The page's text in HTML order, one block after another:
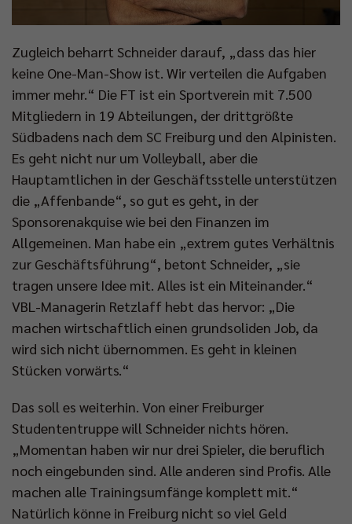
Zugleich beharrt Schneider darauf, „dass das hier
keine One-Man-Show ist. Wir verteilen die Aufgaben
immer mehr.“ Die FT ist ein Sportverein mit 7.500
Mitgliedern in 19 Abteilungen, der drittgrößte
Südbadens nach dem SC Freiburg und den Alpinisten.
Es geht nicht nur um Volleyball, aber die
Hauptamtlichen in der Geschäftsstelle unterstützen
die „Affenbande“, so gut es geht, in der
Sponsorenakquise wie bei den Finanzen im
Allgemeinen. Man habe ein „extrem gutes Verhältnis
zur Geschäftsführung“, betont Schneider, „sie
tragen unsere Idee mit. Alles ist ein Miteinander.“
VBL-Managerin Retzlaff hebt das hervor: „Die
machen wirtschaftlich einen grundsoliden Job, da
wird sich nicht übernommen. Es geht in kleinen
Stücken vorwärts.“
Das soll es weiterhin. Von einer Freiburger
Studententruppe will Schneider nichts hören.
„Momentan haben wir nur drei Spieler, die beruflich
noch eingebunden sind. Alle anderen sind Profis. Alle
machen alle Trainingsumfänge komplett mit.“
Natürlich könne in Freiburg nicht so viel Geld